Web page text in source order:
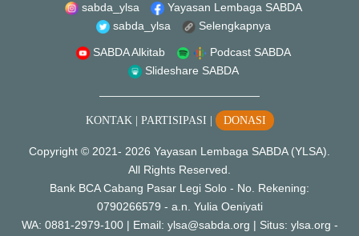
sabda_ylsa
Yayasan Lembaga SABDA
sabda_ylsa
Selengkapnya
SABDA Alkitab
Podcast SABDA
Slideshare SABDA
KONTAK| PARTISIPASI DONASI
Copyright © 2021- 2026 Yayasan Lembaga SABDA (YLSA).
All Rights Reserved.
Bank BCA Cabang Pasar Legi Solo - No. Rekening:
0790266579 - a.n. Yulia Oeniyati
WA: 0881-2979-100| Email: ylsa@sabda.org | Situs: ylsa.org -